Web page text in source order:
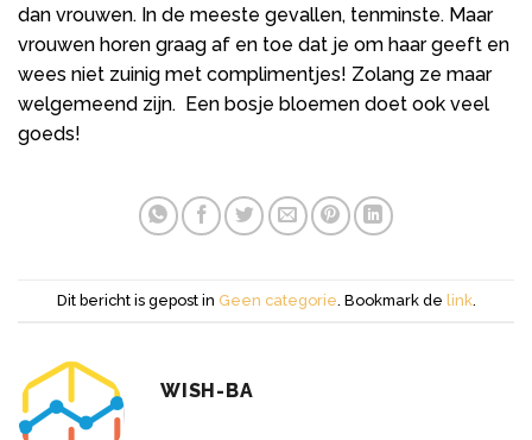
dan vrouwen. In de meeste gevallen, tenminste. Maar
vrouwen horen graag af en toe dat je om haar geeft en
wees niet zuinig met complimentjes! Zolang ze maar
welgemeend zijn. Een bosje bloemen doet ook veel
goeds!
Dit bericht is gepost in Geen categorie . Bookmark de link.
WISH-BA